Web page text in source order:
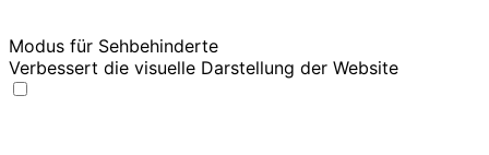
Modus für Sehbehinderte
Verbessert die visuelle Darstellung der Website